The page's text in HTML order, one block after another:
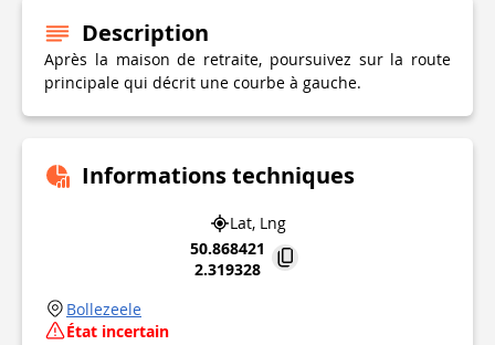
Description
Après la maison de retraite, poursuivez sur la route
principale qui décrit une courbe à gauche.
Informations techniques
Lat, Lng
50.868421
2.319328
Bollezeele
État incertain